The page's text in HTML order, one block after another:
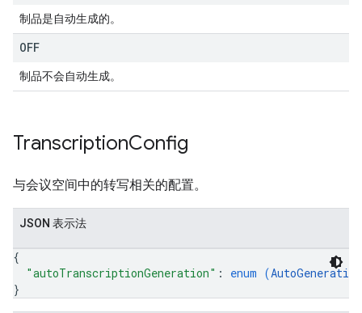
制品是自动生成的。
OFF
制品不会自动生成。
TranscriptionConfig
与会议空间中的转写相关的配置。
JSON 表示法
{
"autoTranscriptionGeneration" : enum (
}